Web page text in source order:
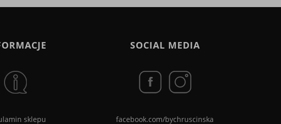
sklepu
SOCIAL MEDIA
facebook.com/bychruscinska